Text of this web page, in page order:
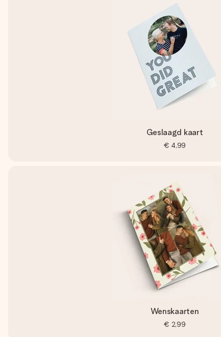
Geslaagd kaart
€ 4,99
Wenskaarten
€ 2,99